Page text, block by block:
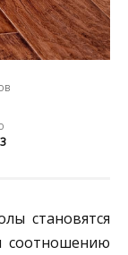
становятся
соотношению